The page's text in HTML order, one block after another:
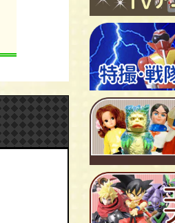
ＴＶアニメ作品
ＴＶアニメ作品
ＴＶアニメ作品
特撮・戦隊 TV番組
超合金・DX超合金